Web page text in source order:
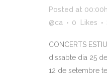
Posted at 00:00h
@ca
0 Likes
CONCERTS
dissabte dia 25
12 de setembre